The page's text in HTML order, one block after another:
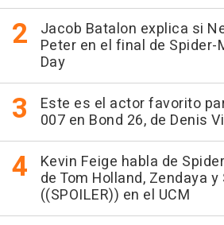
Jacob Batalon explica si
Peter en el final de Spider-
Day
Este es el actor favorito
007 en Bond 26, de Denis
Kevin Feige habla de
de Tom Holland, Zendaya
((SPOILER)) en el UCM